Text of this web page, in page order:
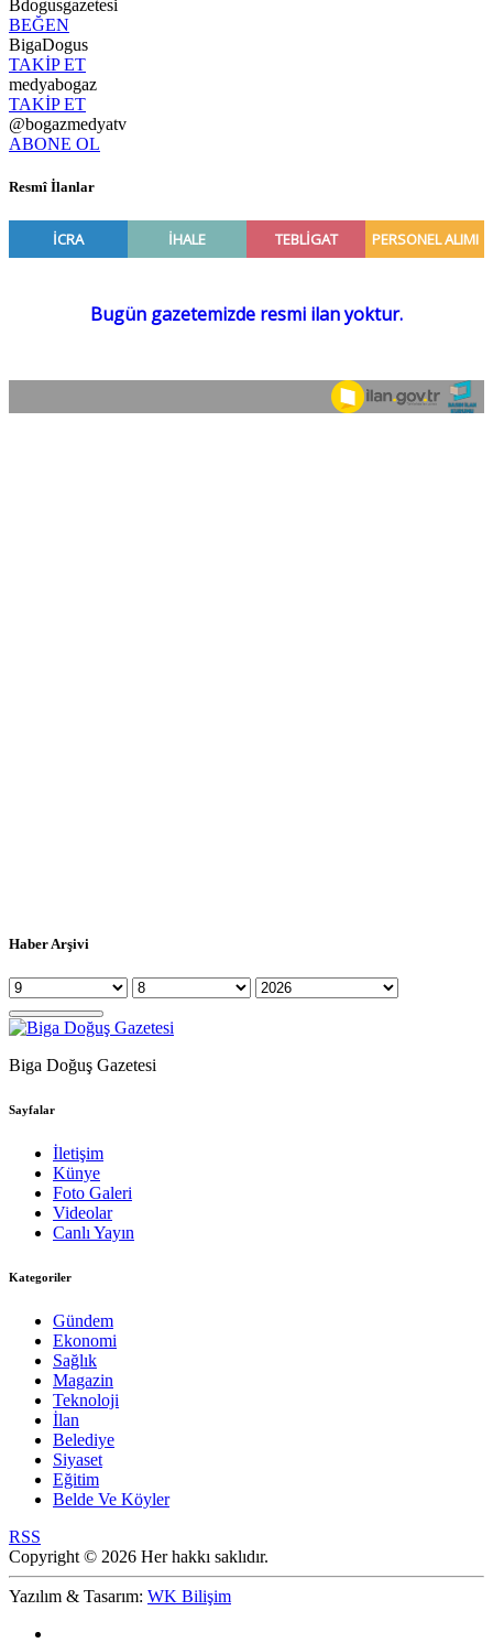
Bdogusgazetesi
BEĞEN
BigaDogus
TAKİP ET
medyabogaz
TAKİP ET
@bogazmedyatv
ABONE OL
Resmî İlanlar
Haber Arşivi
Biga Doğuş Gazetesi
Sayfalar
İletişim
Künye
Foto Galeri
Videolar
Canlı Yayın
Kategoriler
Gündem
Ekonomi
Sağlık
Magazin
Teknoloji
İlan
Belediye
Siyaset
Eğitim
Belde Ve Köyler
RSS
Copyright © 2026 Her hakkı saklıdır.
Yazılım & Tasarım: WK Bilişim